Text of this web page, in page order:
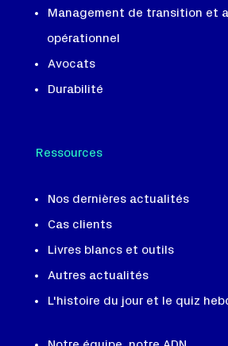
Management de transition et
opérationnel
Avocats
Durabilité
Ressources
Nos dernières actualités
Cas clients
Livres blancs et outils
Autres actualités
L'histoire du jour et le quiz